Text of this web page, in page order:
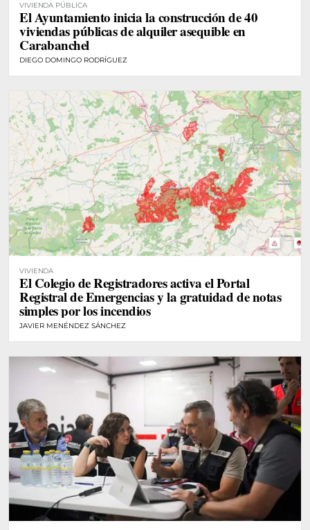
VIVIENDA PÚBLICA
El Ayuntamiento inicia la construcción de 40
viviendas públicas de alquiler asequible en
Carabanchel
DIEGO DOMINGO RODRÍGUEZ
VIVIENDA
El Colegio de Registradores activa el Portal
Registral de Emergencias y la gratuidad de notas
simples por los incendios
JAVIER MENÉNDEZ SÁNCHEZ